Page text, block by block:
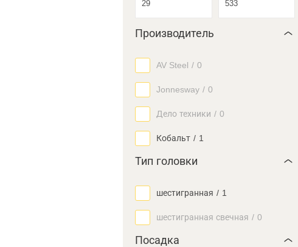
Производитель
AV Steel / 0
Jonnesway / 0
Дело техники / 0
Кобальт / 1
Тип головки
шестигранная / 1
шестигранная свечная / 0
Посадка